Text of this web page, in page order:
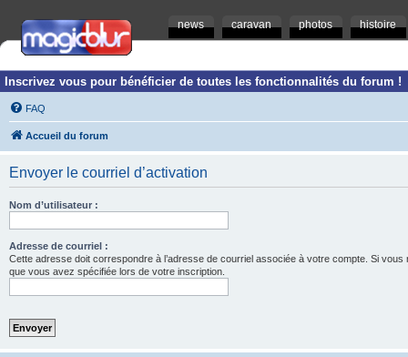
news caravan photos histoire
Inscrivez vous pour bénéficier de toutes les fonctionnalités du forum !
FAQ
Accueil du forum
Envoyer le courriel d’activation
Nom d’utilisateur :
Adresse de courriel :
Cette adresse doit correspondre à l’adresse de courriel associée à votre compte. Si vous
que vous avez spécifiée lors de votre inscription.